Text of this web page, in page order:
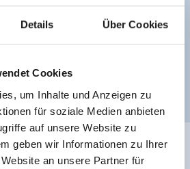
Details Über Cookies
Cookies
um Inhalte und Anzeigen zu
für soziale Medien anbieten
auf unsere Website zu
geben wir Informationen zu Ihrer
an unsere Partner für